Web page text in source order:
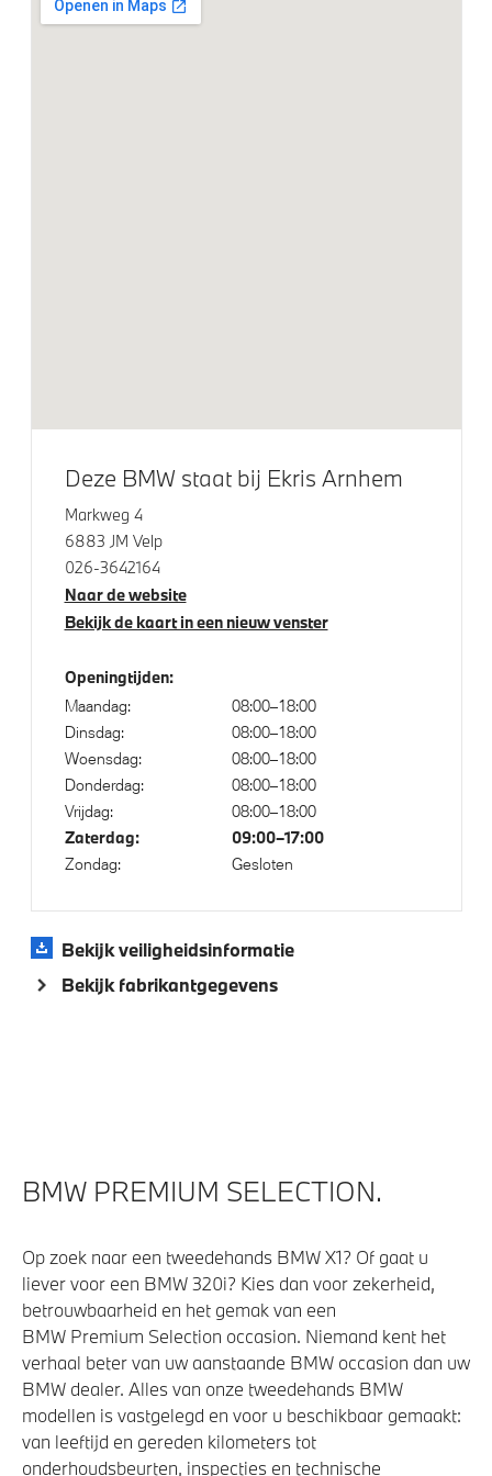
Elektrisch glazen schuif-/kanteldak
Alarmsysteem klasse 3 (VbV/SCM)
Park Distance Control voor/achter (PDC)
Parking Assistant
Alarmsignaal (Intern)
Achteruitrijcamera
Uitgebreide bluetooth telefoonvoorbereiding
Aandrijving en onderstel
Kilometertacho
Automatische transmissie
M Sportonderstel
Variable Sport Steering
Voorbereiding Driving Assistance
Deze BMW staat bij Ekris Arnhem
Markweg 4
6883 JM Velp
026-3642164
Naar de website
Bekijk de kaart in een nieuw venster
Openingtijden:
Maandag:
08:00–18:00
Dinsdag:
08:00–18:00
Woensdag:
08:00–18:00
Donderdag:
08:00–18:00
Vrijdag:
08:00–18:00
Zaterdag: 09:00–17:00
Zondag: Gesloten
Bekijk veiligheidsinformatie
Bekijk fabrikantgegevens
BMW PREMIUM SELECTION.
Op zoek naar een tweedehands BMW X1? Of gaat u
liever voor een BMW 320i? Kies dan voor zekerheid,
betrouwbaarheid en het gemak van een
BMW Premium Selection occasion. Niemand kent het
verhaal beter van uw aanstaande BMW occasion dan uw
BMW dealer. Alles van onze tweedehands BMW
modellen is vastgelegd en voor u beschikbaar gemaakt:
van leeftijd en gereden kilometers tot
onderhoudsbeurten, inspecties en technische